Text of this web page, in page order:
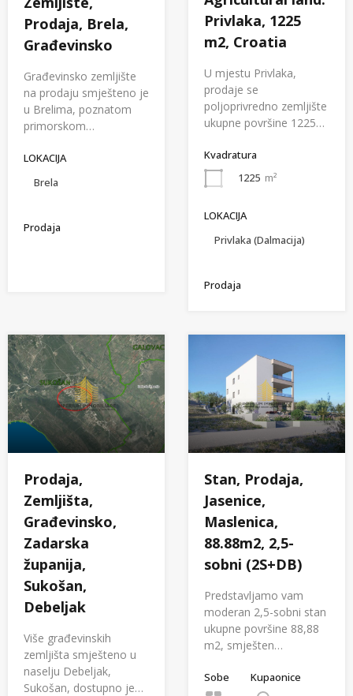
Prodaja, Brela,
Građevinsko
Građevinsko zemljište
na prodaju smješteno je
u Brelima, poznatom
primorskom…
LOKACIJA
Brela
Prodaja
Privlaka, 1225
m2, Croatia
U mjestu Privlaka,
prodaje se
poljoprivredno zemljište
ukupne površine 1225…
Kvadratura
1225 m²
LOKACIJA
Privlaka (Dalmacija)
Prodaja
Prodaja,
Zemljišta,
Građevinsko,
Zadarska
županija,
Sukošan,
Debeljak
Više građevinskih
zemljišta smješteno u
naselju Debeljak,
Sukošan, dostupno je…
Stan, Prodaja,
Jasenice,
Maslenica,
88.88m2, 2,5-
sobni (2S+DB)
Predstavljamo vam
moderan 2,5-sobni stan
ukupne površine 88,88
m2, smješten…
Sobe
Kupaonice